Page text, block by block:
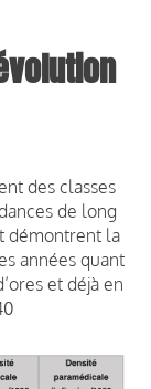
des classes
de long
démontrent la
années quant
et déjà en